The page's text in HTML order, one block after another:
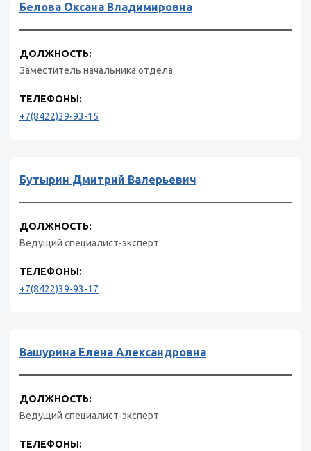
Белова Оксана Владимировна
ДОЛЖНОСТЬ:
Заместитель начальника отдела
ТЕЛЕФОНЫ:
+7(8422)39-93-15
Бутырин Дмитрий Валерьевич
ДОЛЖНОСТЬ:
Ведущий специалист-эксперт
ТЕЛЕФОНЫ:
+7(8422)39-93-17
Вашурина Елена Александровна
ДОЛЖНОСТЬ:
Ведущий специалист-эксперт
ТЕЛЕФОНЫ: